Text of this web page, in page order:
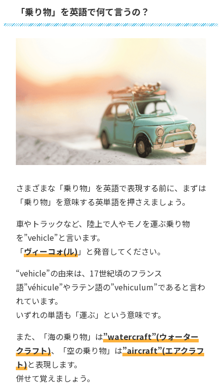
「乗り物」を英語で何て言うの？
さまざまな「乗り物」を英語で表現する前に、まずは
「乗り物」を意味する英単語を押さえましょう。
車やトラックなど、陸上で人やモノを運ぶ乗り物
を”vehicle”と言います。
「ヴィーコォ(ル)」と発音してください。
“vehicle”の由来は、17世紀頃のフランス
語”véhicule”やラテン語の”vehiculum”であると言わ
れています。
いずれの単語も「運ぶ」という意味です。
また、「海の乗り物」は”watercraft”(ウォーター
クラフト)、「空の乗り物」は”aircraft”(エアクラフ
ト)と表現します。
併せて覚えましょう。